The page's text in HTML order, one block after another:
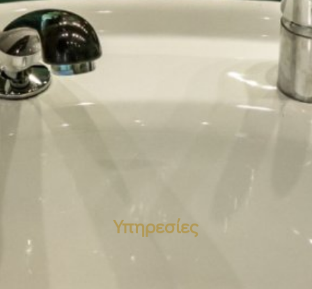
Υπηρεσίες